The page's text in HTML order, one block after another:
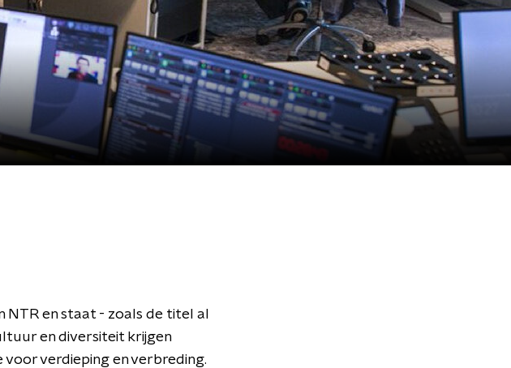
NTR en staat - zoals de titel al
en diversiteit krijgen
voor verdieping en verbreding.